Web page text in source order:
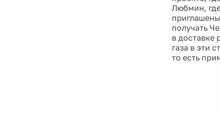
Любмин,
получать
в доставке
газа в эти
то есть